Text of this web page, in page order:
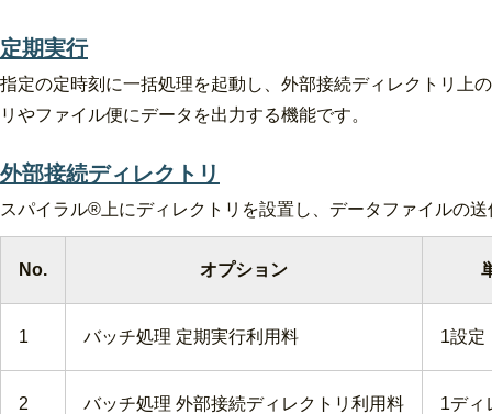
定期実行
指定の定時刻に一括処理を起動し、外部接続ディレクトリ上
リやファイル便にデータを出力する機能です。
外部接続ディレクトリ
スパイラル®上にディレクトリを設置し、データファイルの
No. オプション
1 バッチ処理 定期実行利用料 1設定
2 バッチ処理 外部接続ディレクトリ利用料 1ディ